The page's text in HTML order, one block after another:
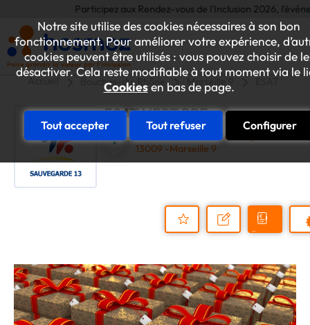
Notre site utilise des cookies nécessaires à son bon
fonctionnement. Pour améliorer votre expérience,
cookies peuvent être utilisés : vous pouvez choisir de
désactiver. Cela reste modifiable à tout moment via le
Cookiesen bas de page.
Tout accepter Tout refuser Configurer
Participez aux Rendez-vous de l'Inclusion 2026,
Accueil Bouches-du-Rhône Marseille 9
ESAT VERT PRE
135, Boulevard Sainte Marguerite
13009 -Marseille 9
au
dossier
Nous
Demander